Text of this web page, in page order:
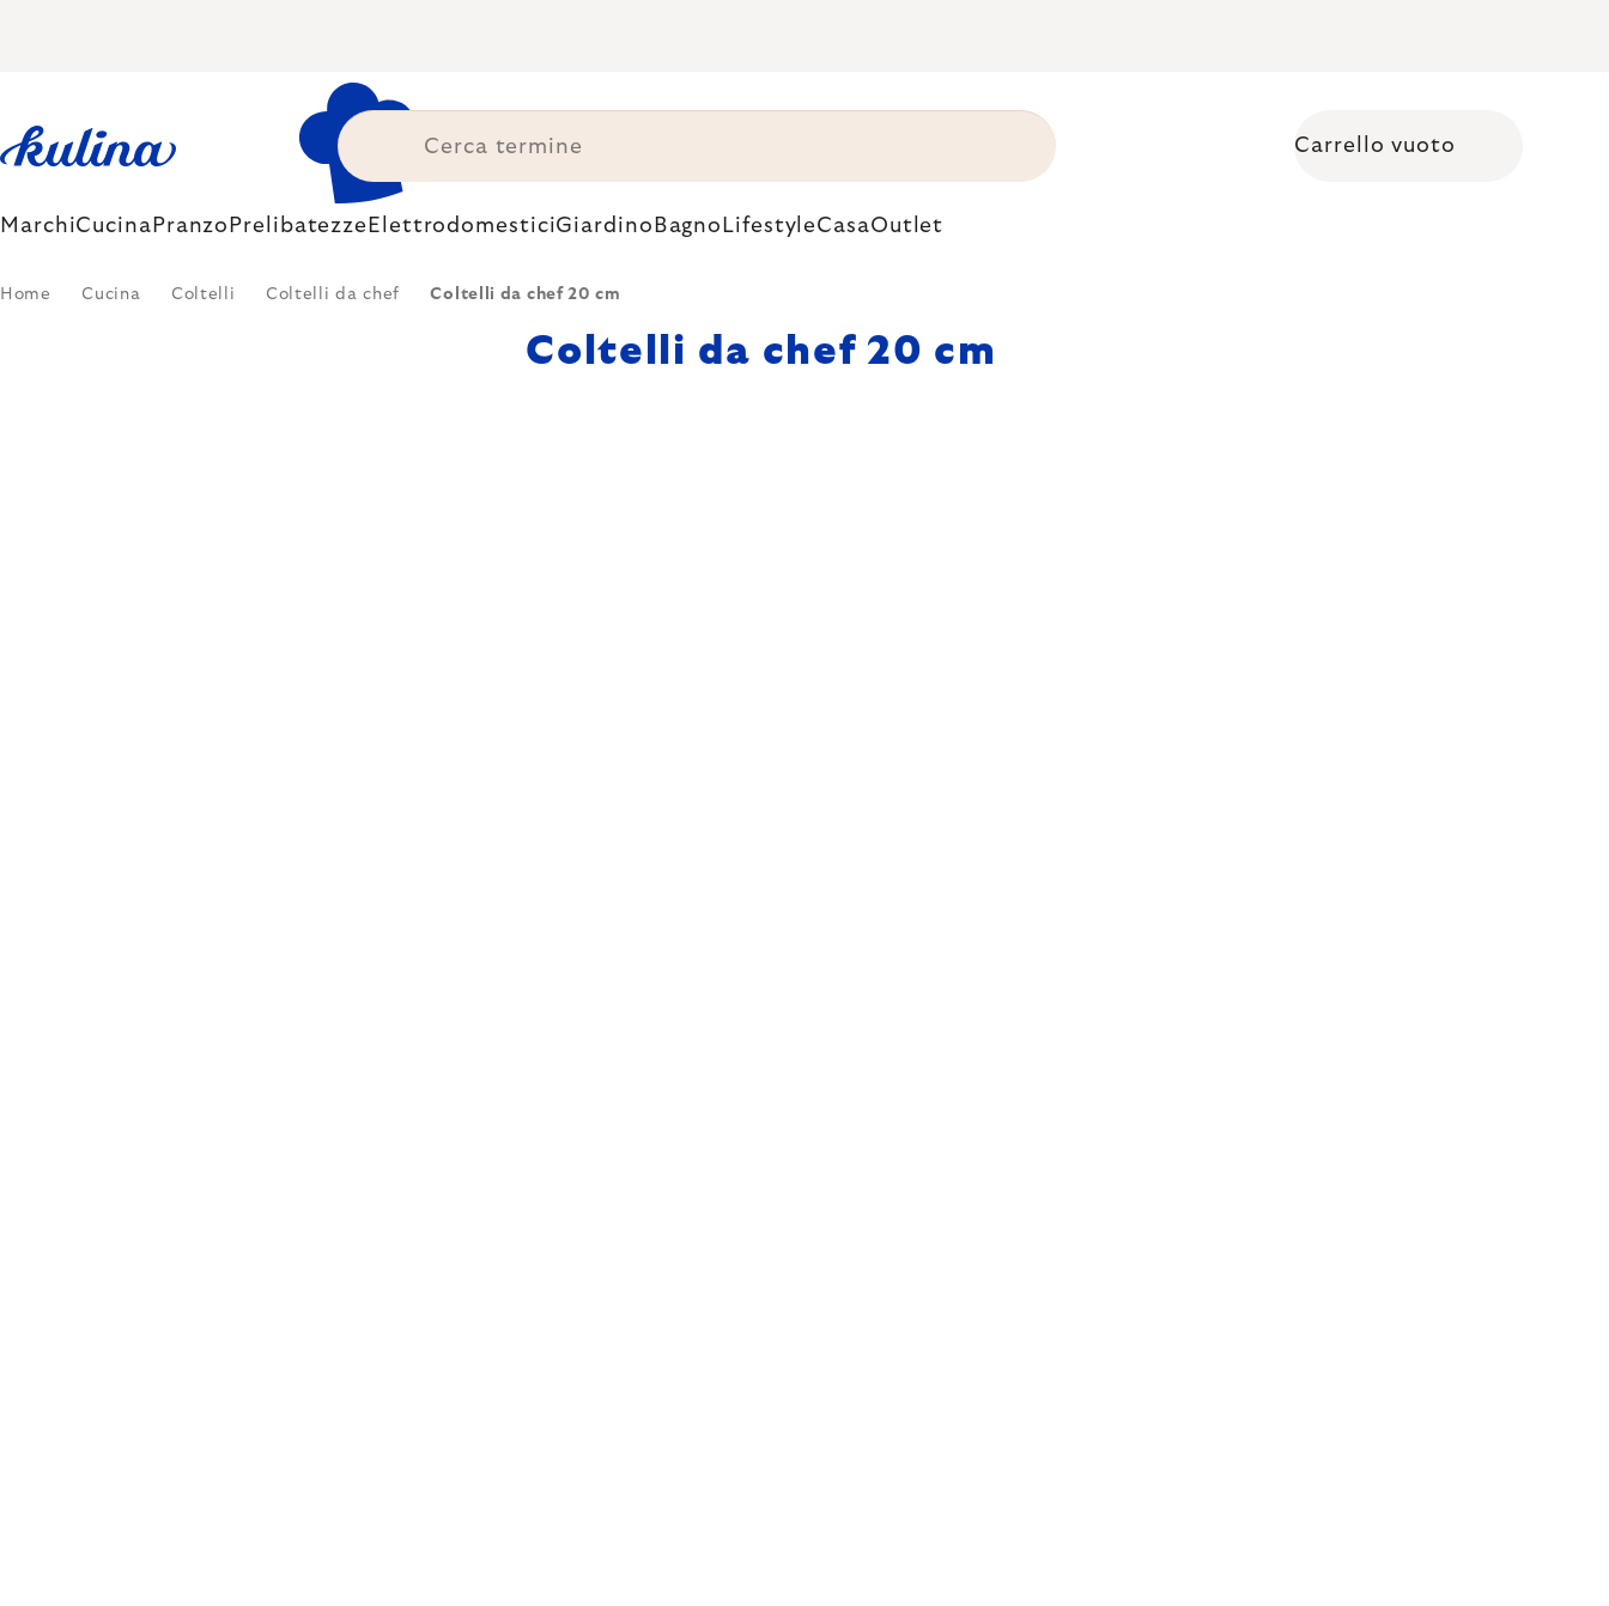
Carrello vuoto
MarchiCucina Pranzo Prelibatezze ElettrodomesticiGiardino Bagno LifestyleCasaOutlet
Home Cucina Coltelli Coltelli da chef Coltelli da chef 20 cm
Coltelli da chef 20 cm